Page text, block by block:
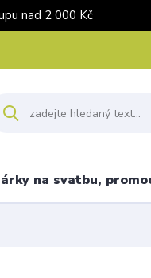
nad 2 000 Kč
na svatbu,